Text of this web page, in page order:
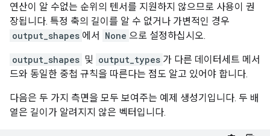
연산이 알 수없는 순위의 텐서를 지원하지 않으므로 사용이 권
장됩니다. 특정 축의 길이를 알 수 없거나 가변적인 경우
output_shapes 에서 None 으로 설정하십시오.
output_shapes 및 output_types 가 다른 데이터세트 메서
드와 동일한 중첩 규칙을 따른다는 점도 알고 있어야 합니다.
다음은 두 가지 측면을 모두 보여주는 예제 생성기입니다. 두 배
열은 길이가 알려지지 않은 벡터입니다.